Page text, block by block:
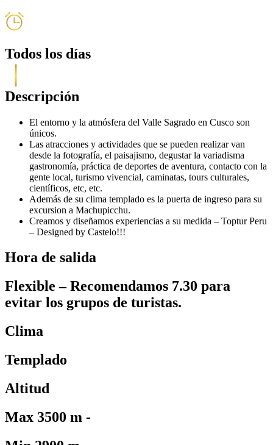
Todos los días
Descripción
El entorno y la atmósfera del Valle Sagrado en Cusco son
únicos.
Las atracciones y actividades que se pueden realizar van
desde la fotografía, el paisajismo, degustar la variadisma
gastronomía, práctica de deportes de aventura, contacto con la
gente local, turismo vivencial, caminatas, tours culturales,
científicos, etc, etc.
Además de su clima templado es la puerta de ingreso para su
excursion a Machupicchu.
Creamos y diseñamos experiencias a su medida – Toptur Peru
– Designed by Castelo!!!
Hora de salida
Flexible – Recomendamos 7.30 para
evitar los grupos de turistas.
Clima
Templado
Altitud
Max 3500 m -